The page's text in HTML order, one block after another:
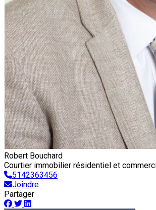
Robert Bouchard
Courtier immobilier résidentiel et
5142363456
Joindre
Partager